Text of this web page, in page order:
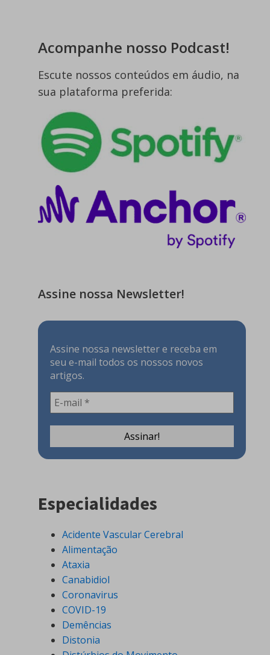
Acompanhe nosso Podcast!
Escute nossos conteúdos em áudio, na
sua plataforma preferida:
Assine nossa Newsletter!
Assine nossa newsletter e receba em
seu e-mail todos os nossos novos
artigos.
Especialidades
Acidente Vascular Cerebral
Alimentação
Ataxia
Canabidiol
Coronavirus
COVID-19
Demências
Distonia